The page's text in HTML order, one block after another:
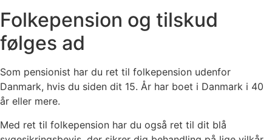
Folkepension og tilskud
følges ad
Som pensionist har du ret til folkepension udenfor
Danmark, hvis du siden dit 15. År har boet i Danmark i 40
år eller mere.
Med ret til folkepension har du også ret til dit blå